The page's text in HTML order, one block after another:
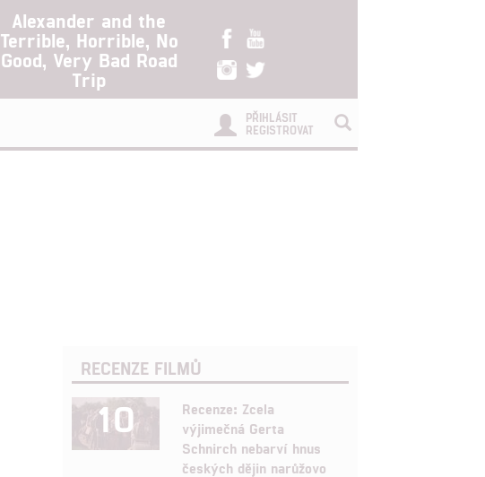
Alexander and the
Terrible, Horrible, No
Good, Very Bad Road
Trip
PŘIHLÁSIT
REGISTROVAT
RECENZE FILMŮ
10
Recenze: Zcela
výjimečná Gerta
Schnirch nebarví hnus
českých dějin narůžovo